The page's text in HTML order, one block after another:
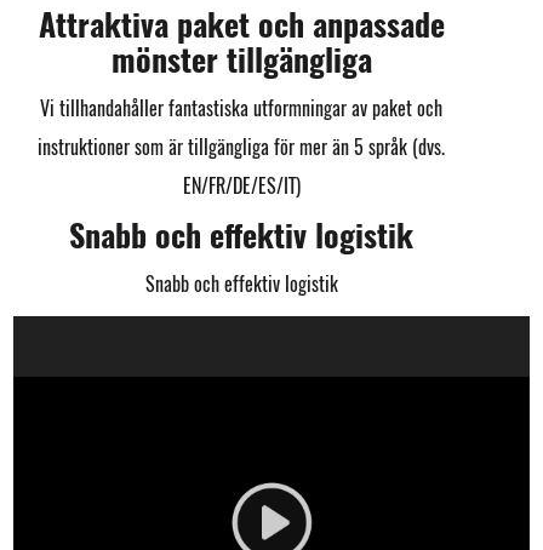
Attraktiva paket och anpassade
mönster tillgängliga
Vi tillhandahåller fantastiska utformningar av paket och
instruktioner som är tillgängliga för mer än 5 språk (dvs.
EN/FR/DE/ES/IT)
Snabb och effektiv logistik
Snabb och effektiv logistik